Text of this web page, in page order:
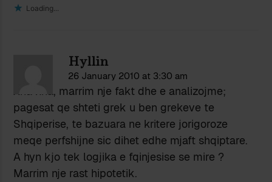
Loading...
Hyllin
26 January 2010 at 3:30 am
Xha xha, marrim nje fakt dhe e analizojme;
pagesat qe shteti grek u ben grekeve te
Shqiperise, te bazuara ne kritere jorigoroze
meqe perfshijne sic dihet edhe mjaft shqiptare.
A hyn kjo tek logjika e fqinjesise se mire ?
Marrim nje rast hipotetik.